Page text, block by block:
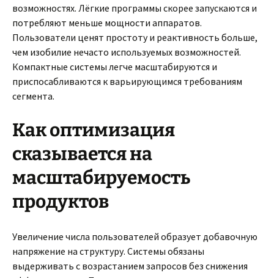
возможностях. Лёгкие программы скорее запускаются и
потребляют меньше мощности аппаратов.
Пользователи ценят простоту и реактивность больше,
чем изобилие нечасто используемых возможностей.
Компактные системы легче масштабируются и
приспосабливаются к варьирующимся требованиям
сегмента.
Как оптимизация
сказывается на
масштабируемость
продуктов
Увеличение числа пользователей образует добавочную
напряжение на структуру. Системы обязаны
выдерживать с возрастанием запросов без снижения